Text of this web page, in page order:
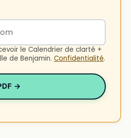
le Calendrier de clarté +
de Benjamin. Confidentialité.
→